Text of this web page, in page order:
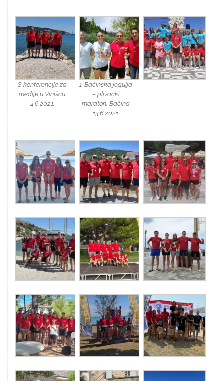
S konferencije za
medije u Vinišću
4.6.2021.
1. Baćinska jegulja
– plivački
maraton, Baćina
13.6.2021.